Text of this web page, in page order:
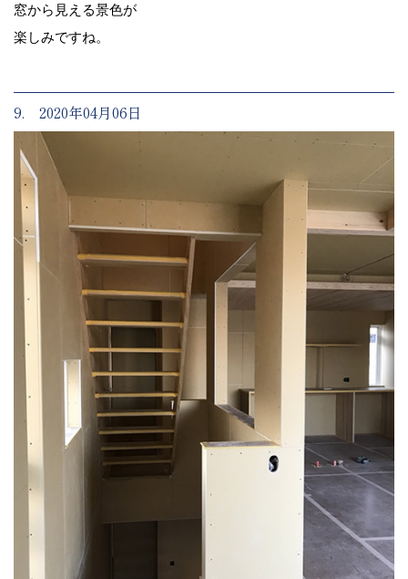
窓から見える景色が
楽しみですね。
9. 2020年04月06日